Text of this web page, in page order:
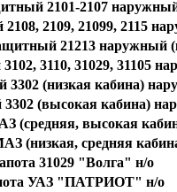
2101-2107
2109, 21099, 2115
21213 наружный
3110, 31029, 31105
3302 (низкая кабина)
(высокая кабина)
(средняя, высокая
(низкая, средняя
31029 "Волга" н/о
УАЗ "ПАТРИОТ" н/о